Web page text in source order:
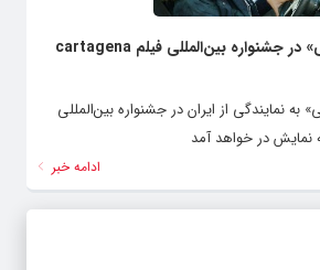
نمایش «کلاس رانندگی» در جشنواره بین‌المللی فیلم cartagena
به نمایندگی از ایران در جشنواره بین‌المللی
ادامه خبر